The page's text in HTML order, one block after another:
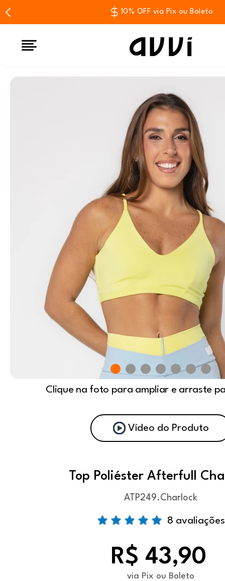
10% OFF via Pix ou Boleto
Clique na foto para ampliar e arraste
Vídeo do Produto
Top Poliéster Afterfull
ATP249.Charlock
8 avaliações
R$ 43,90
via Pix ou Boleto